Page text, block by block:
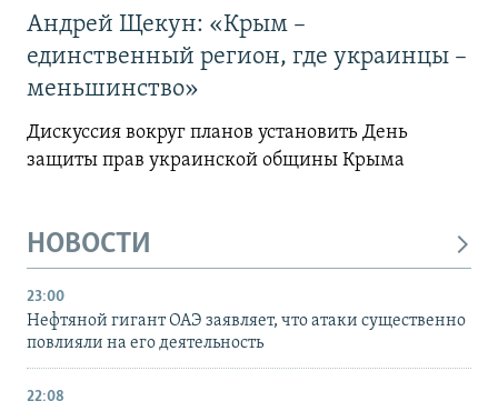
Андрей Щекун: «Крым –
единственный регион, где украинцы –
меньшинство»
Дискуссия вокруг планов установить День
защиты прав украинской общины Крыма
НОВОСТИ
23:00
Нефтяной гигант ОАЭ заявляет, что атаки существенно
повлияли на его деятельность
22:08